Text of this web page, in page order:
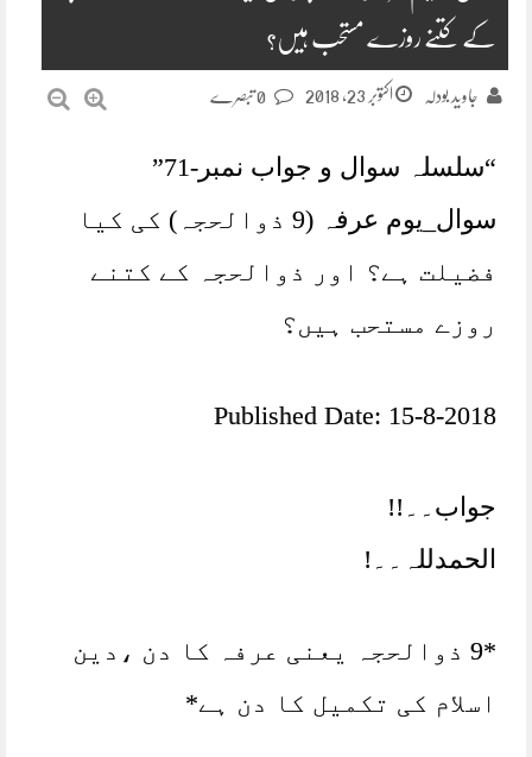
کے کتنے روزے مستحب ہیں؟
جاوید بودلہ اکتوبر 23, 2018
“سلسلہ سوال و جواب نمبر-71”
سوال_یوم عرفہ (9 ذوالحجہ) کی کیا
فضیلت ہے؟ اور ذوالحجہ کے کتنے
روزے مستحب ہیں؟
Published Date: 15-8-2018
جواب۔۔!!
الحمدللہ۔۔!
*9 ذوالحجہ یعنی عرفہ کا دن ،دین
اسلام کی تکمیل کا دن ہے*